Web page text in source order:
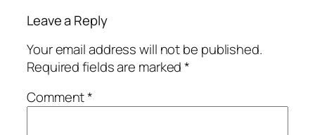
Leave a Reply
Your email address will not be published.
Required fields are marked*
Comment*